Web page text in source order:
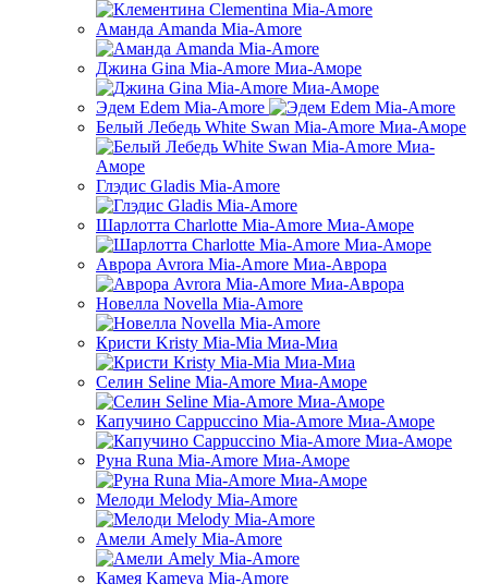
Аманда Amanda Mia-Amore
Джина Gina Mia-Amore Миа-Аморе
Эдем Edem Mia-Amore
Белый Лебедь White Swan Mia-Amore Миа-Аморе
Глэдис Gladis Mia-Amore
Шарлотта Charlotte Mia-Amore Миa-Аморе
Аврора Avrora Mia-Amore Миа-Аврора
Новелла Novella Mia-Amore
Кристи Kristy Mia-Mia Миа-Миа
Селин Seline Mia-Amore Миа-Аморе
Капучино Cappuccino Mia-Amore Миа-Аморе
Руна Runa Mia-Amore Миа-Аморе
Мелоди Melody Mia-Amore
Амели Amely Mia-Amore
Камея Kameya Mia-Amore